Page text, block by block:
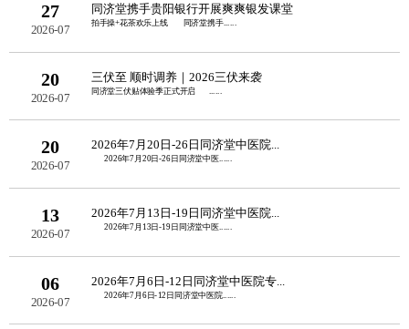
27
2026-07
同济堂携手贵阳银行开展爽爽银发课堂
拍手操+花茶欢乐上线 同济堂携手......
20
2026-07
三伏至 顺时调养｜2026三伏来袭
同济堂三伏贴体验季正式开启 ......
20
2026-07
2026年7月20日-26日同济堂中医院...
2026年7月20日-26日同济堂中医......
13
2026-07
2026年7月13日-19日同济堂中医院...
2026年7月13日-19日同济堂中医......
06
2026-07
2026年7月6日-12日同济堂中医院专...
2026年7月6日-12日同济堂中医院......